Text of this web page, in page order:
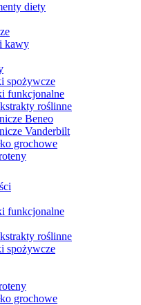
diety
kawy
spożywcze
funkcjonalne
roślinne
Beneo
Vanderbilt
grochowe
funkcjonalne
roślinne
spożywcze
grochowe